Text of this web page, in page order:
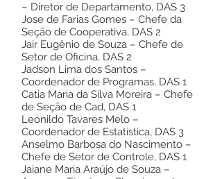
– Diretor de Departamento, DAS 3
Jose de Farias Gomes – Chefe da
Seção de Cooperativa, DAS 2
Jair Eugênio de Souza – Chefe de
Setor de Oficina, DAS 2
Jadson Lima dos Santos –
Coordenador de Programas, DAS 1
Catia Maria da Silva Moreira – Chefe
de Seção de Cad, DAS 1
Leonildo Tavares Melo –
Coordenador de Estatística, DAS 3
Anselmo Barbosa do Nascimento –
Chefe de Setor de Controle, DAS 1
Jaiane Maria Araújo de Souza –